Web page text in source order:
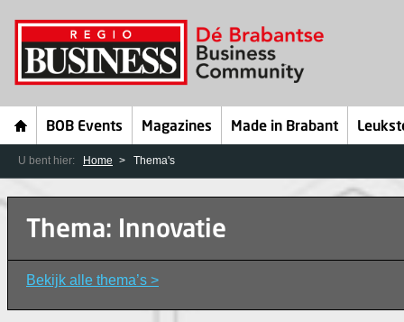
BOB Events Magazines Made in Brabant
U bent hier: Home Thema's
Thema: Innovatie
Bekijk alle thema’s >